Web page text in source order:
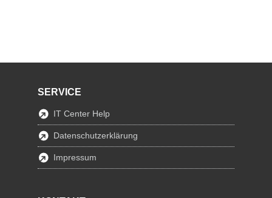
SERVICE
IT Center Help
Datenschutzerklärung
Impressum